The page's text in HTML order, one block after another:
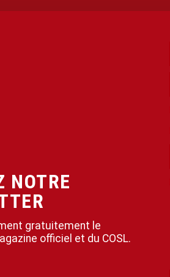
NOTRE
gratuitement le
officiel et du COSL.